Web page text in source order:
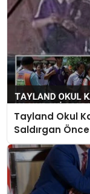
Tayland Okul
Saldırgan